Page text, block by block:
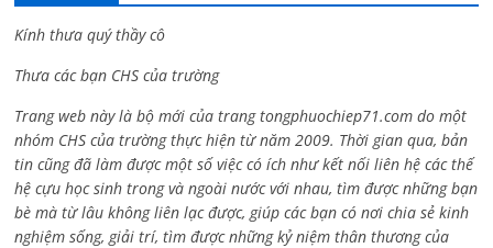
Kính thưa quý thầy cô
Thưa các bạn CHS của trường
Trang web này là bộ mới của trang tongphuochiep71.com do một
nhóm CHS của trường thực hiện từ năm 2009. Thời gian qua, bản
tin cũng đã làm được một số việc có ích như kết nối liên hệ các thế
hệ cựu học sinh trong và ngoài nước với nhau, tìm được những bạn
bè mà từ lâu không liên lạc được, giúp các bạn có nơi chia sẻ kinh
nghiệm sống, giải trí, tìm được những kỷ niệm thân thương của